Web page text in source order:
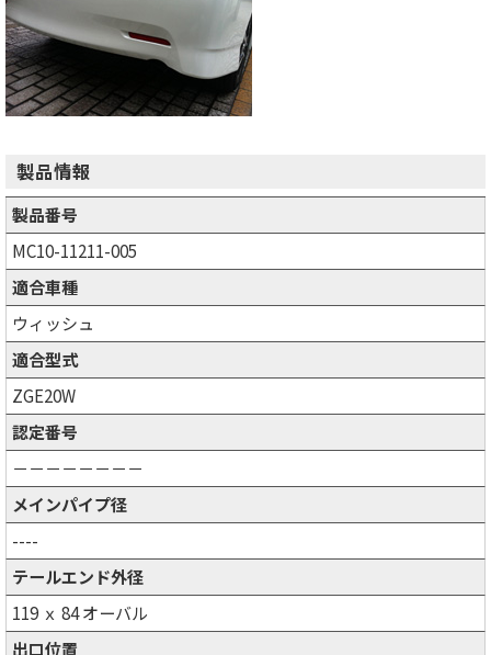
製品情報
製品番号
MC10-11211-005
適合車種
ウィッシュ
適合型式
ZGE20W
認定番号
－－－－－－－－
メインパイプ径
----
テールエンド外径
119 ｘ 84 オーバル
出口位置